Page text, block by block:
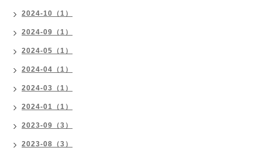
2024-10（1）
2024-09（1）
2024-05（1）
2024-04（1）
2024-03（1）
2024-01（1）
2023-09（3）
2023-08（3）